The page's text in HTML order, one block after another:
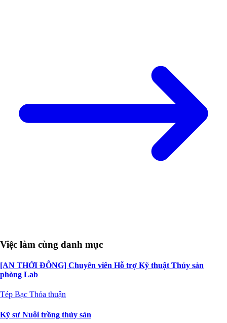
Việc làm cùng danh mục
[AN THỚI ĐÔNG] Chuyên viên Hỗ trợ Kỹ thuật Thủy sản
phòng Lab
Tép Bạc Thỏa thuận
Kỹ sư Nuôi trồng thủy sản